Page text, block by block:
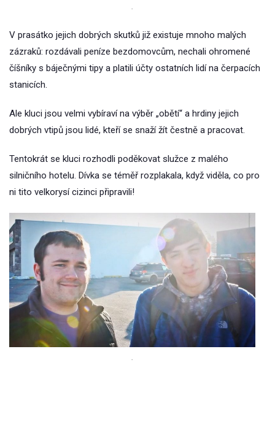
.
V prasátko jejich dobrých skutků již existuje mnoho malých
zázraků: rozdávali peníze bezdomovcům, nechali ohromené
číšníky s báječnými tipy a platili účty ostatních lidí na čerpacích
stanicích.
Ale kluci jsou velmi vybíraví na výběr „obětí“ a hrdiny jejich
dobrých vtipů jsou lidé, kteří se snaží žít čestně a pracovat.
Tentokrát se kluci rozhodli poděkovat služce z malého
silničního hotelu. Dívka se téměř rozplakala, když viděla, co pro
ni tito velkorysí cizinci připravili!
.